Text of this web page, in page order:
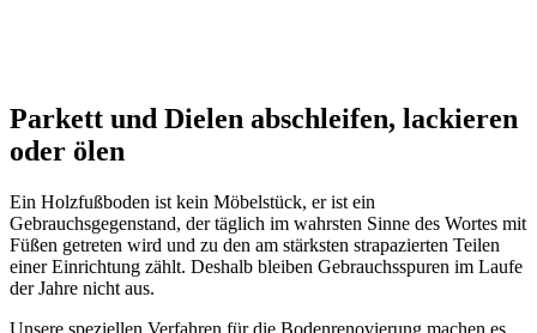
Parkett und Dielen abschleifen, lackieren
oder ölen
Ein Holzfußboden ist kein Möbelstück, er ist ein
Gebrauchsgegenstand, der täglich im wahrsten Sinne des Wortes mit
Füßen getreten wird und zu den am stärksten strapazierten Teilen
einer Einrichtung zählt. Deshalb bleiben Gebrauchsspuren im Laufe
der Jahre nicht aus.
Unsere speziellen Verfahren für die Bodenrenovierung machen es